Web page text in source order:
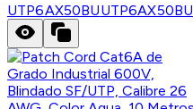
UTP6AX50BUUTP6AX50BU